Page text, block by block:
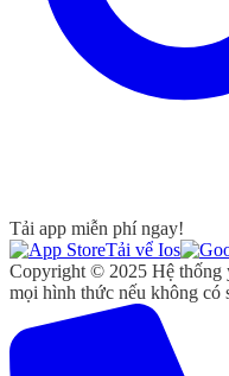
Tải app miễn phí ngay!
Tải vể Ios
Copyright © 2025 Hệ thống
mọi hình thức nếu không có